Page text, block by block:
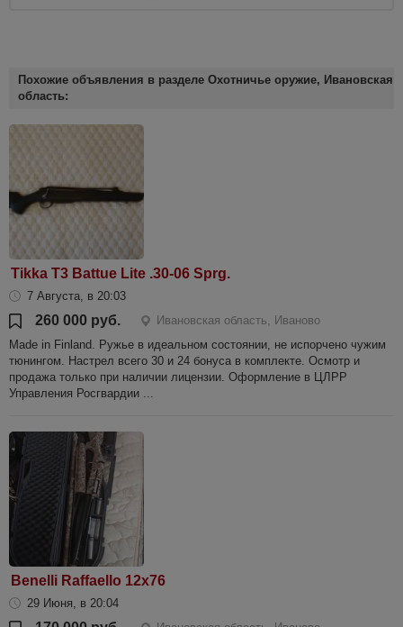
Похожие объявления в разделе Охотничье оружие, Ивановская
область:
Tikka T3 Battue Lite .30-06 Sprg.
7 Августа, в 20:03
260 000 руб.
Ивановская область, Иваново
Made in Finland. Ружье в идеальном состоянии, не испорчено чужим
тюнингом. Настрел всего 30 и 24 бонуса в комплекте. Осмотр и
продажа только при наличии лицензии. Оформление в ЦЛРР
Управления Росгвардии ...
Benelli Raffaello 12х76
29 Июня, в 20:04